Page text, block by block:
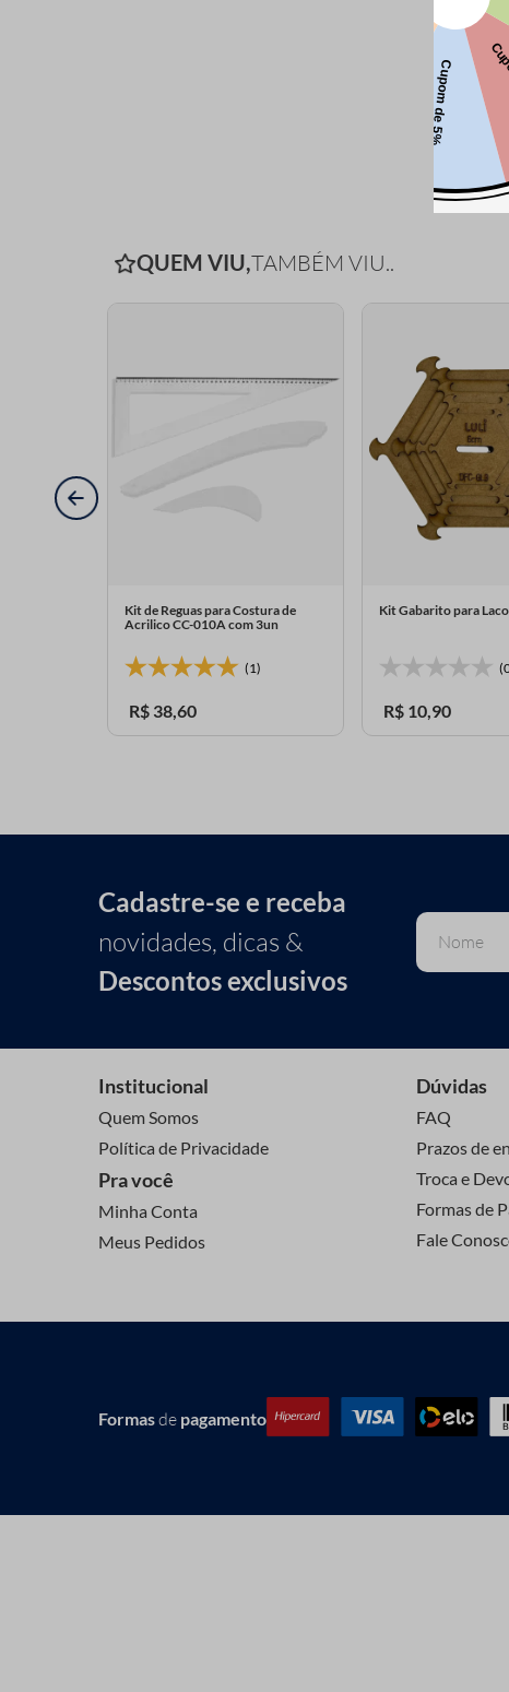
QUEM VIU,TAMBÉM VIU..
Kit de Reguas para Costura de
Acrilico CC-010A com 3un
(1)
R$ 38,60
Kit Gabarito para
R$ 10,90
Cadastre-se e receba
novidades, dicas &
Descontos exclusivos
Institucional
Quem Somos
Política de Privacidade
Pra você
Minha Conta
Meus Pedidos
Dúvidas
FAQ
Prazos de
Troca e
Formas de
Fale
Formasde pagamento